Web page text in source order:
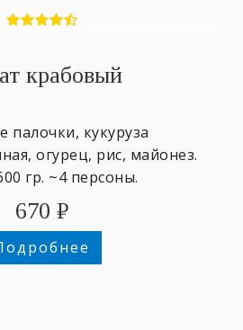
крабовый
палочки, кукуруза
огурец, рис, майонез.
гр. ~4 персоны.
670 ₽